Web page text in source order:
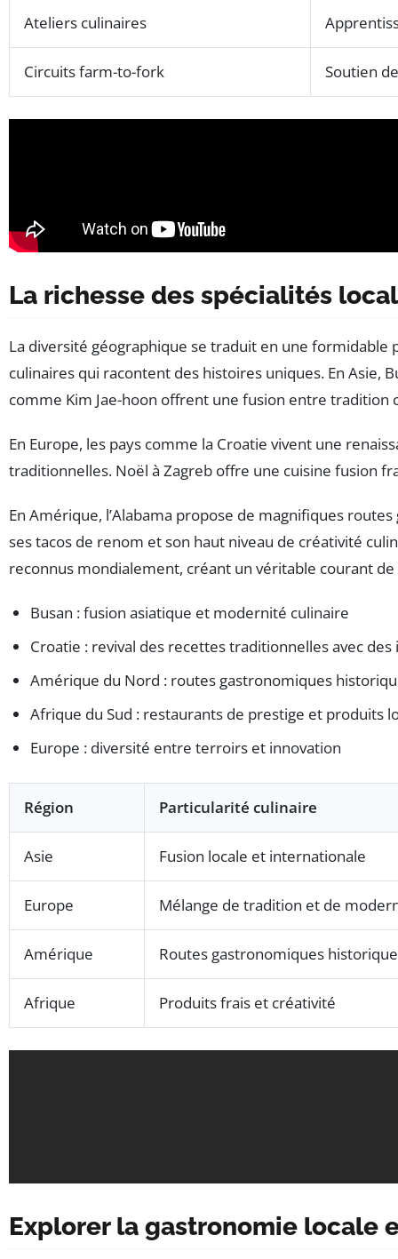
Ateliers culinaires
Circuits farm-to-fork Soutien
La richesse des spécialités
La diversité géographique se traduit en une
culinaires qui racontent des histoires uniques. En Asie,
comme Kim Jae-hoon offrent une fusion entre
En Europe, les pays comme la Croatie vivent une
traditionnelles. Noël à Zagreb offre une cuisine fusion
En Amérique, l’Alabama propose de magnifiques
ses tacos de renom et son haut niveau de créativité
reconnus mondialement, créant un véritable courant
Busan : fusion asiatique et modernité culinaire
Croatie : revival des recettes traditionnelles avec
Amérique du Nord : routes gastronomiques
Afrique du Sud : restaurants de prestige et produits
Europe : diversité entre terroirs et innovation
Région Particularité culinaire
Asie Fusion locale et internationale
Europe Mélange de tradition et de
Amérique Routes gastronomiques
Afrique Produits frais et créativité
Explorer la gastronomie locale